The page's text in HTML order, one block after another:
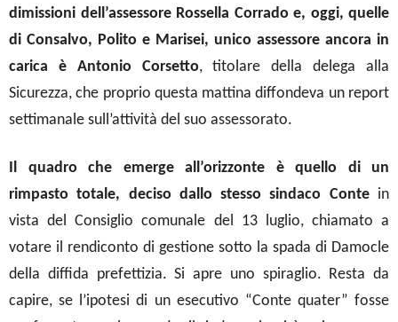
dimissioni dell’assessore Rossella Corrado e, oggi, quelle
di Consalvo, Polito e Marisei, unico assessore ancora in
carica è Antonio Corsetto, titolare della delega alla
Sicurezza, che proprio questa mattina diffondeva un report
settimanale sull’attività del suo assessorato.
Il quadro che emerge all’orizzonte è quello di un
rimpasto totale, deciso dallo stesso sindaco Contein
vista del Consiglio comunale del 13 luglio, chiamato a
votare il rendiconto di gestione sotto la spada di Damocle
della diffida prefettizia. Si apre uno spiraglio. Resta da
capire, se l’ipotesi di un esecutivo “Conte quater” fosse